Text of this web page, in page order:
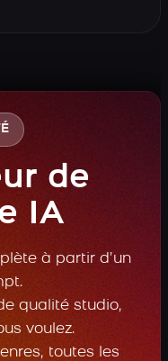
de
IA
à partir d’un
qualité studio,
voulez.
toutes les